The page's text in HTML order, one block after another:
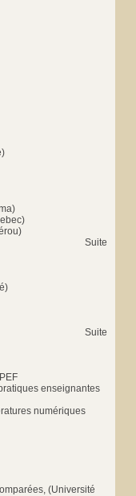
Suite
Suite
enseignantes
numériques
(Université